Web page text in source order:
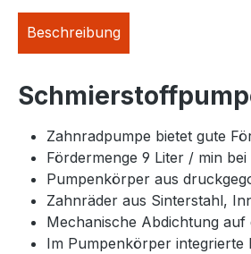
Beschreibung
Zahnradpumpe bietet gute
Fördermenge 9 Liter / min
Pumpenkörper aus
Zahnräder aus Sinterstahl,
Mechanische Abdichtung
Im Pumpenkörper integrierte